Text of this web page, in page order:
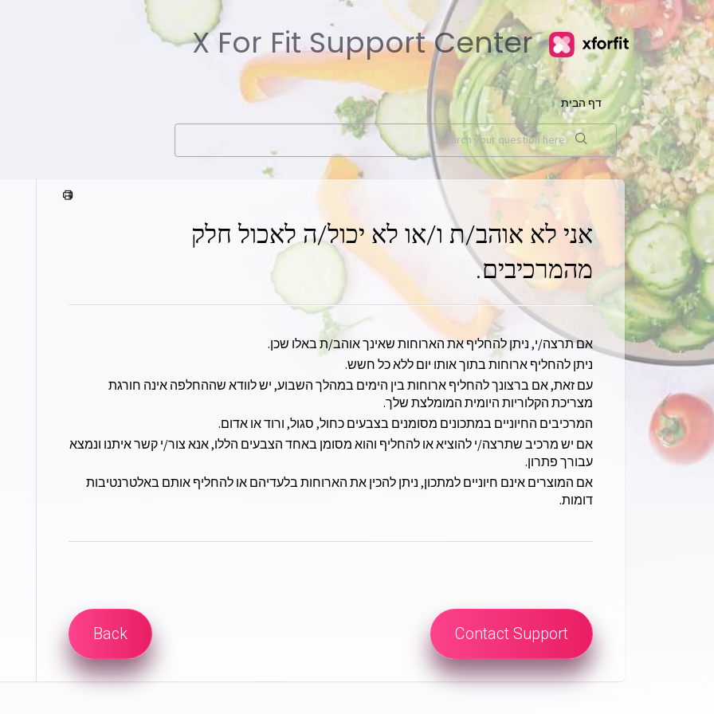
X For Fit Support Center
דף הבית
אני לא אוהב/ת ו/או לא יכול/ה לאכול חלק
מהמרכיבים.
אם תרצה/י, ניתן להחליף את הארוחות שאינך אוהב/ת באלו שכן.
ניתן להחליף ארוחות בתוך אותו יום ללא כל חשש.
עם זאת, אם ברצונך להחליף ארוחות בין הימים במהלך השבוע, יש לוודא שההחלפה אינה חורגת
מצריכת הקלוריות היומית המומלצת שלך.
המרכיבים החיוניים במתכונים מסומנים בצבעים כחול, סגול, ורוד או אדום.
אם יש מרכיב שתרצה/י להוציא או להחליף והוא מסומן באחד הצבעים הללו, אנא צור/י קשר איתנו ונמצא
עבורך פתרון.
אם המוצרים אינם חיוניים למתכון, ניתן להכין את הארוחות בלעדיהם או להחליף אותם באלטרנטיבות
דומות.
Back Contact Support